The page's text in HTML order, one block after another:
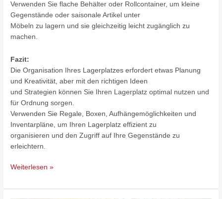
Verwenden Sie flache Behälter oder Rollcontainer, um kleine
Gegenstände oder saisonale Artikel unter
Möbeln zu lagern und sie gleichzeitig leicht zugänglich zu
machen.
Fazit:
Die Organisation Ihres Lagerplatzes erfordert etwas Planung
und Kreativität, aber mit den richtigen Ideen
und Strategien können Sie Ihren Lagerplatz optimal nutzen und
für Ordnung sorgen.
Verwenden Sie Regale, Boxen, Aufhängemöglichkeiten und
Inventarpläne, um Ihren Lagerplatz effizient zu
organisieren und den Zugriff auf Ihre Gegenstände zu
erleichtern.
Weiterlesen »